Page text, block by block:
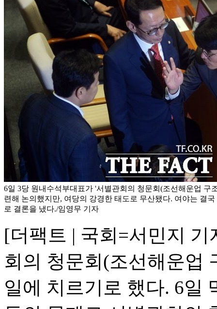
6일 3당 원내수석부대표가 '서별관회의 청문회(조선해운업 구
련해 논의했지만, 여당의 강경한 태도로 무산됐다. 여야는 결
로 결론을 냈다./임영무 기자
[더팩트 | 국회=서민지
회의 청문회(조선해운업
일에 치르기로 했다. 6일